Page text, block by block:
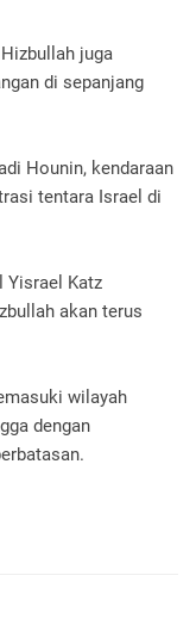
juga
di sepanjang
Hounin, kendaraan
tentara Israel di
Yisrael Katz
akan terus
wilayah
dengan